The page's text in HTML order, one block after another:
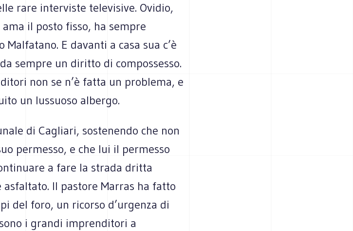
rare interviste televisive. Ovidio,
il posto fisso, ha sempre
E davanti a casa sua c’è
sempre un diritto di compossesso.
non se n’è fatta un problema, e
un lussuoso albergo.
di Cagliari, sostenendo che non
permesso, e che lui il permesso
a fare la strada dritta
Il pastore Marras ha fatto
del foro, un ricorso d’urgenza di
i grandi imprenditori a